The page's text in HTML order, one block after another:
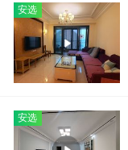
安选
安选